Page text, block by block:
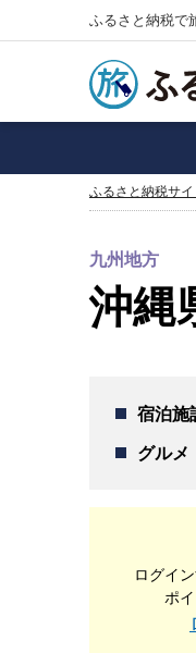
ふるさと納税で
ふるさと納税サ
九州地方
沖縄
宿泊施
グルメ
ログイ
ポ